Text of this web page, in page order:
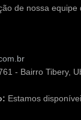
de nossa equipe
- Bairro Tibery,
Estamos